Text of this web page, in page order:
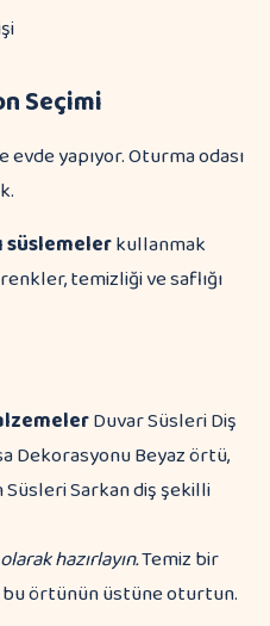
Seçimi
evde yapıyor. Oturma odası
süslemelerkullanmak
temizliği ve saflığı
Duvar Süsleri Diş
Dekorasyonu Beyaz örtü,
Sarkan diş şekilli
hazırlayın.Temiz bir
örtünün üstüne oturtun.